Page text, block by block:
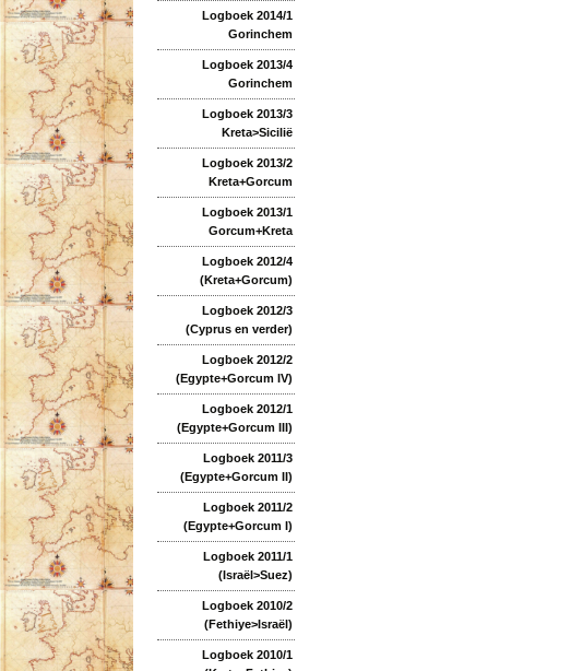
Logboek 2014/1
Gorinchem
Logboek 2013/4
Gorinchem
Logboek 2013/3
Kreta>Sicilië
Logboek 2013/2
Kreta+Gorcum
Logboek 2013/1
Gorcum+Kreta
Logboek 2012/4
(Kreta+Gorcum)
Logboek 2012/3
(Cyprus en verder)
Logboek 2012/2
(Egypte+Gorcum IV)
Logboek 2012/1
(Egypte+Gorcum III)
Logboek 2011/3
(Egypte+Gorcum II)
Logboek 2011/2
(Egypte+Gorcum I)
Logboek 2011/1
(Israël>Suez)
Logboek 2010/2
(Fethiye>Israël)
Logboek 2010/1